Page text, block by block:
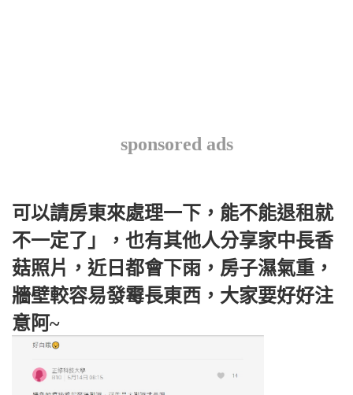
sponsored ads
可以請房東來處理一下，能不能退租就
不一定了」，也有其他人分享家中長香
菇照片，近日都會下雨，房子濕氣重，
牆壁較容易發霉長東西，大家要好好注
意阿~